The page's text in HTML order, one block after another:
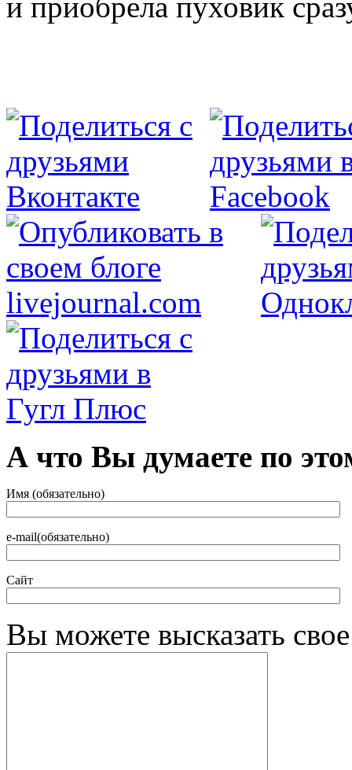
А что Вы думаете по
Имя (обязательно)
e-mail(обязательно)
Сайт
Вы можете высказать